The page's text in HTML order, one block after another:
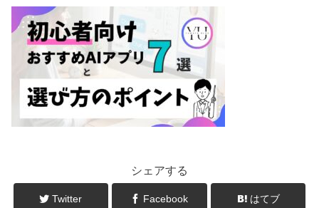
シェアする
Twitter Facebook はてブ